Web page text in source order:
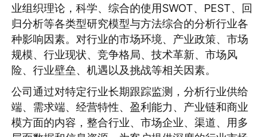
业组织理论，科学、综合的使用SWOT、PEST、回
归分析等各类型研究模型与方法综合的分析行业各
种影响因素。对行业的市场环境、产业政策、市场
规模、行业现状、竞争格局、技术革新、市场风
险、行业壁垒、机遇以及挑战等相关因素。
公司通过对特定行业长期跟踪监测，分析行业供给
端、需求端、经营特性、盈利能力、产业链和商业
模方面的内容，整合行业、市场企业、渠道、用多